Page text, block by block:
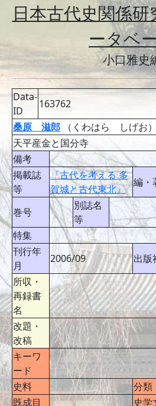
日本古代史関係
ータベ
小口雅史
Data-
ID
163762
桑原 滋郎 （くわはら しげお）
天平産金と国分寺
備考
掲載誌
等
『古代を考える 多
賀城と古代東北』
編・
巻号
別誌名
等
特集
刊行年
月
2006/09 出版
所収・
再録書
名
改題・
改稿
キーワ
ード
史料
分類
既成目
史学